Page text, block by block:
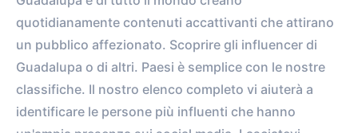
quotidianamente contenuti accattivanti che attirano
un pubblico affezionato. Scoprire gli influencer di
Guadalupa o di altri. Paesi è semplice con le nostre
classifiche. Il nostro elenco completo vi aiuterà a
identificare le persone più influenti che hanno